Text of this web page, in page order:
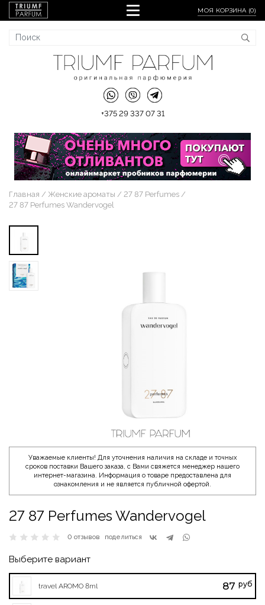
МОЯ КОРЗИНА (0)
+375 29 337 07 31
Главная Женские ароматы
27 87 Perfumes
27 87 Perfumes Wandervogel
Уважаемые клиенты! Для уточнения наличия на складе и точных
сроков поставки Вашего заказа, с Вами свяжется менеджер нашего
интернет-магазина. Информация о товаре предоставлена для
ознакомления и не является публичной офертой.
27 87 Perfumes Wandervogel
0 отзывов поделиться
Выберите вариант
travel AROMO 8ml 87 руб